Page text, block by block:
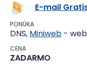
E-mail
PONÚKA
DNS, Miniweb -
CENA
ZADARMO